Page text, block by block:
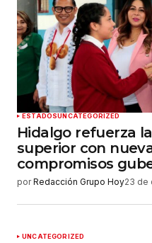
ESTADOSUNCATEGORIZED
Hidalgo refuerza
superior con
compromisos
por Redacción Grupo Hoy23 de
UNCATEGORIZED